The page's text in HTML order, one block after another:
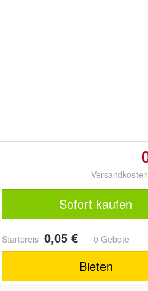
Sofort kaufen
Startpreis 0,05 € 0 Gebote
Bieten